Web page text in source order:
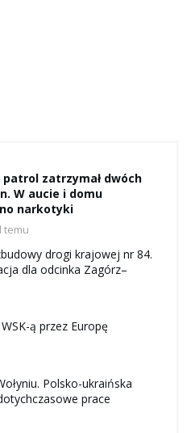
patrol zatrzymał dwóch
W aucie i domu
narkotyki
temu
drogi krajowej nr 84.
dla odcinka Zagórz–
ą przez Europę
Polsko-ukraińska
prace